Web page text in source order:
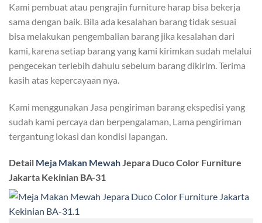
Kami pembuat atau pengrajin furniture harap bisa bekerja
sama dengan baik. Bila ada kesalahan barang tidak sesuai
bisa melakukan pengembalian barang jika kesalahan dari
kami, karena setiap barang yang kami kirimkan sudah melalui
pengecekan terlebih dahulu sebelum barang dikirim. Terima
kasih atas kepercayaan nya.
Kami menggunakan Jasa pengiriman barang ekspedisi yang
sudah kami percaya dan berpengalaman, Lama pengiriman
tergantung lokasi dan kondisi lapangan.
Detail Meja Makan MewahJepara Duco Color Furniture
Jakarta Kekinian BA-31